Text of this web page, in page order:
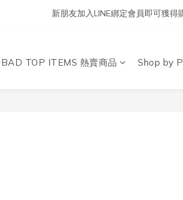
新朋友加入LINE綁定會員即可獲得
TOP ITEMS 熱賣商品 Shop by